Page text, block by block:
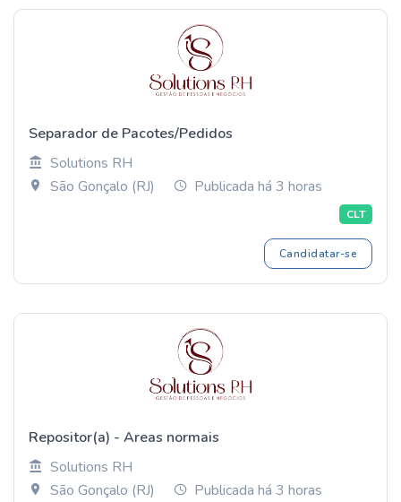
Separador de Pacotes/Pedidos
Solutions RH
São Gonçalo (RJ)
Publicada há 3 horas
CLT
Candidatar-se
Repositor(a) - Areas normais
Solutions RH
São Gonçalo (RJ)
Publicada há 3 horas